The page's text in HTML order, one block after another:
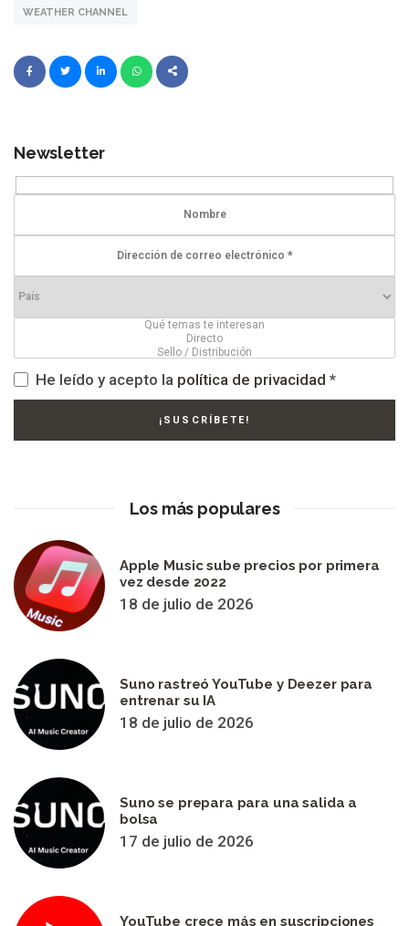
WEATHER CHANNEL
Newsletter
He leído y acepto la política de privacidad *
Los más populares
Apple Music sube precios por primera
vez desde 2022
18 de julio de 2026
Suno rastreó YouTube y Deezer para
entrenar su IA
18 de julio de 2026
Suno se prepara para una salida a
bolsa
17 de julio de 2026
YouTube crece más en suscripciones